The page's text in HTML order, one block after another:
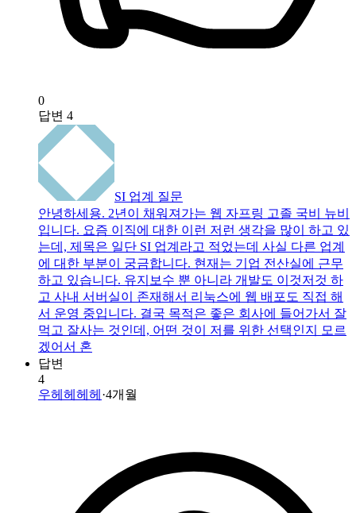
0
답변 4
SI 업계 질문
안녕하세용. 2년이 채워져가는 웹 자프링 고졸 국비 뉴비
입니다. 요즘 이직에 대한 이런 저런 생각을 많이 하고 있
는데, 제목은 일단 SI 업계라고 적었는데 사실 다른 업계
에 대한 부분이 궁금합니다. 현재는 기업 전산실에 근무
하고 있습니다. 유지보수 뿐 아니라 개발도 이것저것 하
고 사내 서버실이 존재해서 리눅스에 웹 배포도 직접 해
서 운영 중입니다. 결국 목적은 좋은 회사에 들어가서 잘
먹고 잘사는 것인데, 어떤 것이 저를 위한 선택인지 모르
겠어서 혼
답변
4
우헤헤헤헤 ·4개월